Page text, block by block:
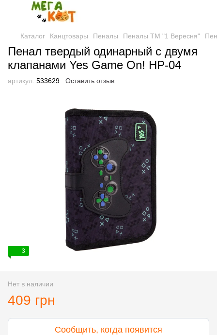
Каталог Канцтовары Пеналы Пеналы ТМ "1 Вересня"
Пенал твердый одинарный с двумя
клапанами Yes Game On! HP-04
артикул: 533629 Оставить отзыв
3
Нет в наличии
409 грн
Сообщить, когда появится